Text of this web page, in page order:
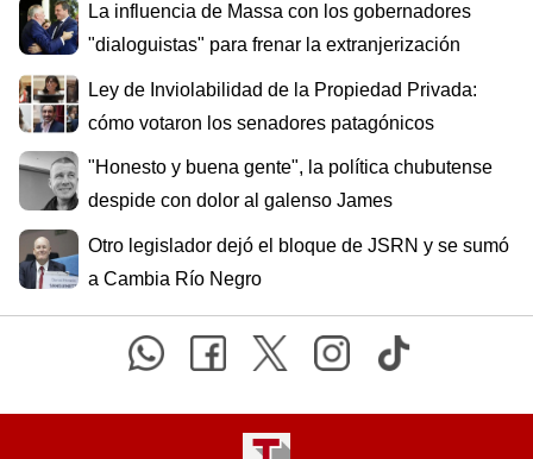
La influencia de Massa con los gobernadores
"dialoguistas" para frenar la extranjerización
Ley de Inviolabilidad de la Propiedad Privada:
cómo votaron los senadores patagónicos
"Honesto y buena gente", la política chubutense
despide con dolor al galenso James
Otro legislador dejó el bloque de JSRN y se sumó
a Cambia Río Negro